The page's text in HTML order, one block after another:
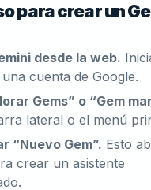
para crear un
desde la web.
cuenta de Google.
Gems” o “Gem
lateral o el menú
“Nuevo Gem”. Esto
crear un asistente